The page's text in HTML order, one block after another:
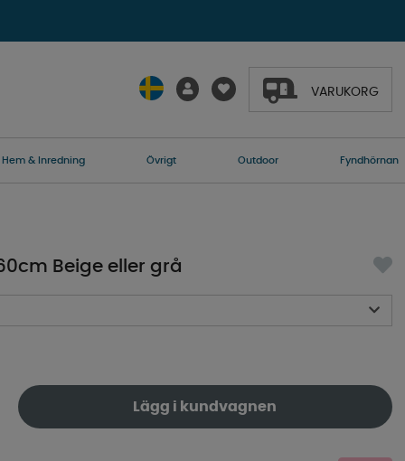
VARUKORG
Hem & Inredning Övrigt Outdoor Fyndhörnan
Beige eller grå
Lägg i kundvagnen